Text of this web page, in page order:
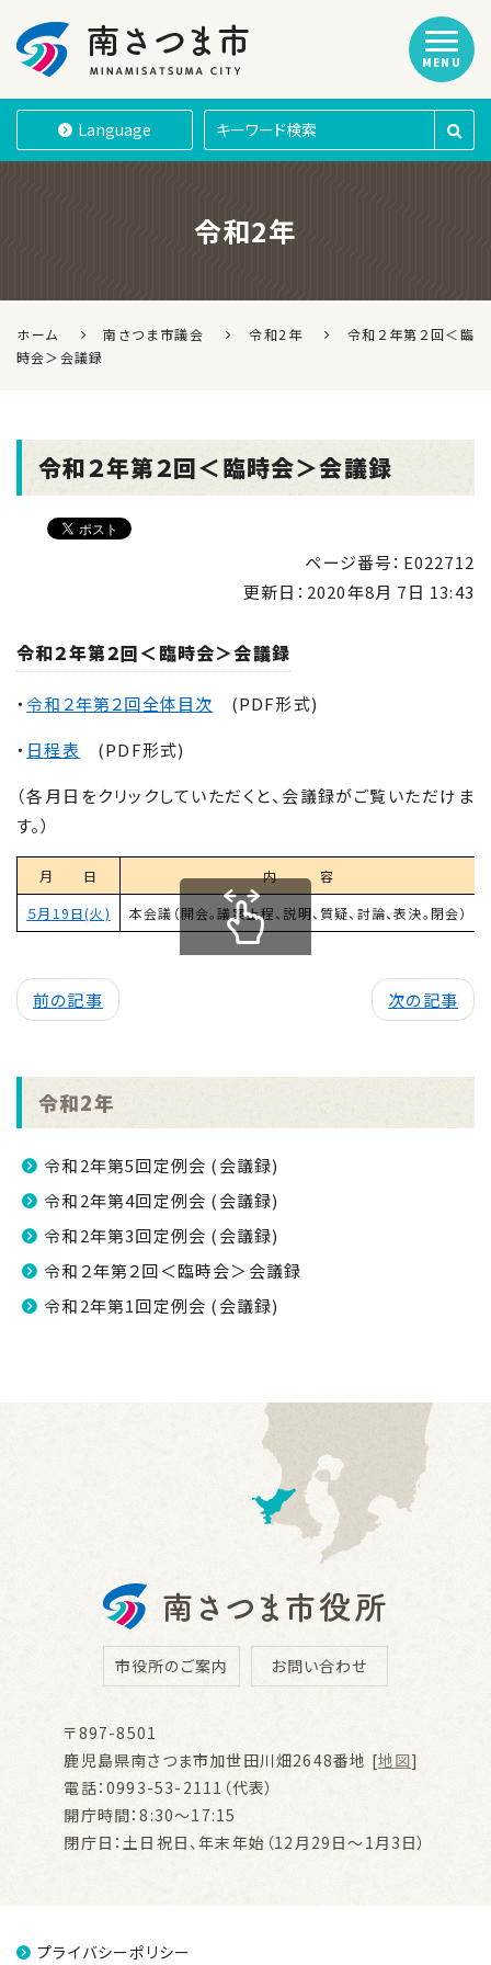
南さつま市
Language
MENU
令和2年
ホーム 南さつま市議会 令和2年
令和２年第２回＜臨
時会＞会議録
令和２年第２回＜臨時会＞会議録
ページ番号：E022712
更新日： 2020年8月 7日 13:43
令和２年第２回＜臨時会＞会議録
・令和２年第２回全体目次 (PDF形式)
・ 日程表 (PDF形式)
（各月日をクリックしていただくと、会議録がご覧いただけま
す。）
月 日
内 容
５月19日(火)
本会議（開会。議案上程、説明、質疑、討論、表決。閉会）
scrollable
前の記事 次の記事
令和2年
令和2年第5回定例会 (会議録)
令和2年第4回定例会 (会議録)
令和2年第3回定例会 (会議録)
令和２年第２回＜臨時会＞会議録
令和2年第1回定例会 (会議録)
市役所のご案内 お問い合わせ
〒897-8501
鹿児島県南さつま市加世田川畑2648番地 [地図]
電話：0993-53-2111（代表）
開庁時間：8:30～17:15
閉庁日：土日祝日、年末年始（12月29日～1月3日）
プライバシーポリシー